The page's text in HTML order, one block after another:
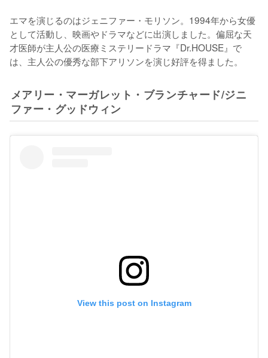
エマを演じるのはジェニファー・モリソン。1994年から女優
として活動し、映画やドラマなどに出演しました。偏屈な天
才医師が主人公の医療ミステリードラマ『Dr.HOUSE』で
は、主人公の優秀な部下アリソンを演じ好評を得ました。
メアリー・マーガレット・ブランチャード/ジニ
ファー・グッドウィン
View this post on Instagram